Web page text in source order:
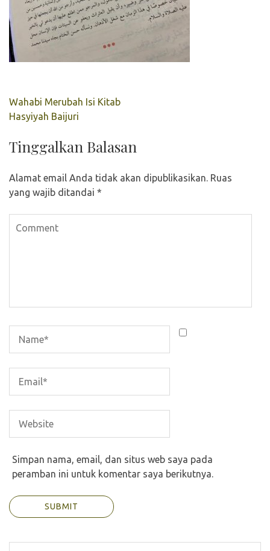
Navigasi
pos
Wahabi Merubah Isi Kitab
Hasyiyah Baijuri
Tinggalkan Balasan
Alamat email Anda tidak akan dipublikasikan. Ruas
yang wajib ditandai *
Simpan nama, email, dan situs web saya pada
peramban ini untuk komentar saya berikutnya.